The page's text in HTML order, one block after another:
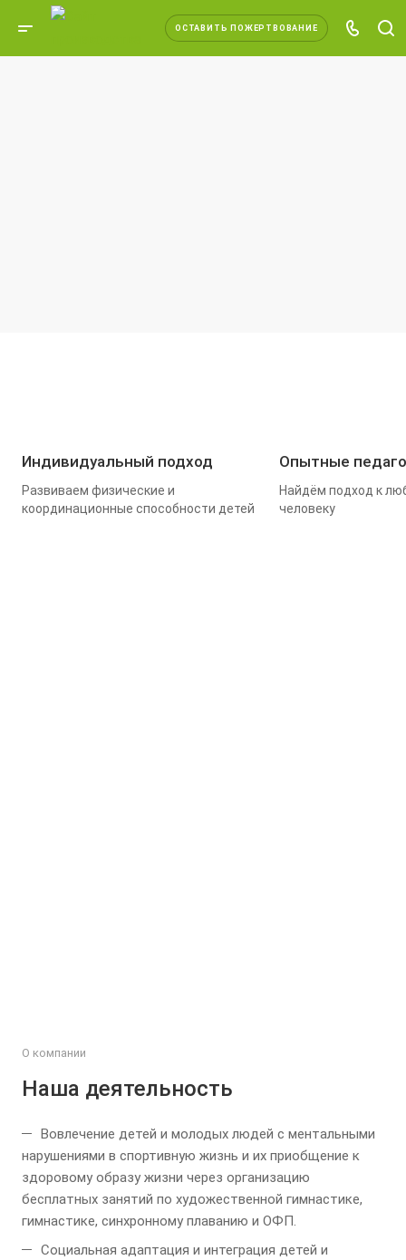
ОСТАВИТЬ ПОЖЕРТВОВАНИЕ
Индивидуальный подход
Развиваем физические и
координационные способности детей
Опытные
Найдём подход к
человеку
О компании
Наша деятельность
Вовлечение детей и молодых людей с ментальными
нарушениями в спортивную жизнь и их приобщение к
здоровому образу жизни через организацию
бесплатных занятий по художественной гимнастике,
гимнастике, синхронному плаванию и ОФП.
Социальная адаптация и интеграция детей и